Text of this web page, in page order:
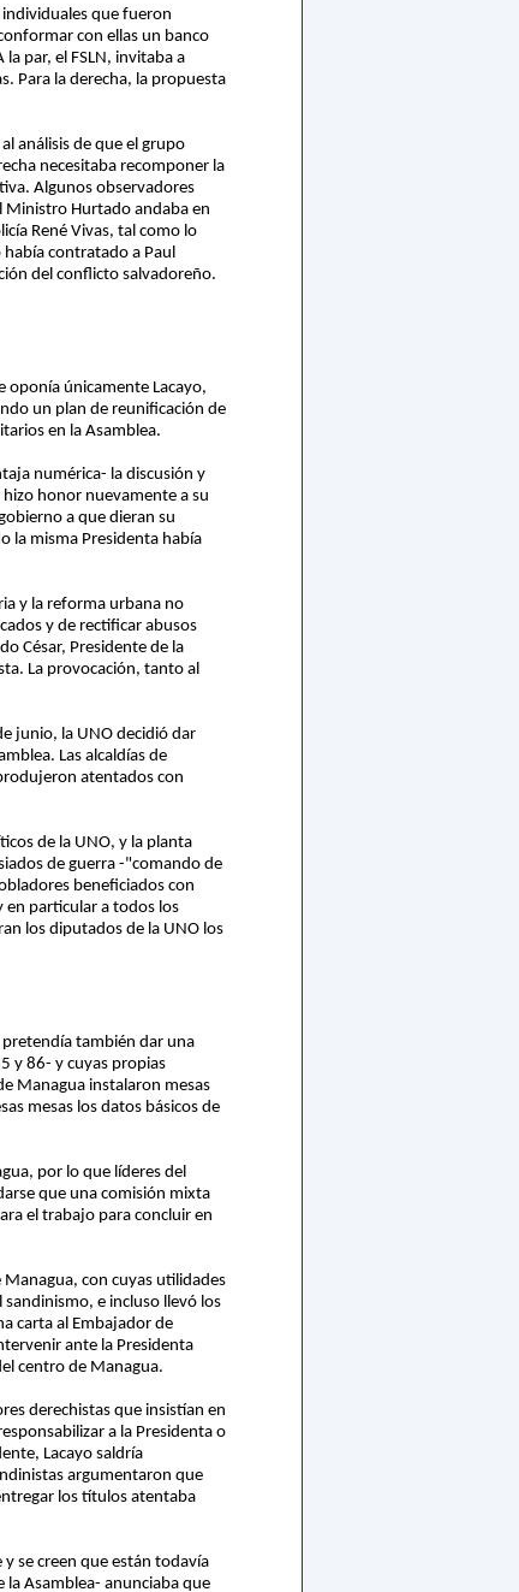
individuales que fueron
con ellas un banco
par, el FSLN, invitaba a
Para la derecha, la propuesta
análisis de que el grupo
necesitaba recomponer la
Algunos observadores
Ministro Hurtado andaba en
René Vivas, tal como lo
había contratado a Paul
del conflicto salvadoreño.
oponía únicamente Lacayo,
un plan de reunificación de
en la Asamblea.
numérica- la discusión y
honor nuevamente a su
a que dieran su
la misma Presidenta había
y la reforma urbana no
y de rectificar abusos
César, Presidente de la
La provocación, tanto al
junio, la UNO decidió dar
Las alcaldías de
atentados con
de la UNO, y la planta
de guerra -"comando de
beneficiados con
en particular a todos los
los diputados de la UNO los
también dar una
y 86- y cuyas propias
Managua instalaron mesas
mesas los datos básicos de
por lo que líderes del
que una comisión mixta
el trabajo para concluir en
con cuyas utilidades
e incluso llevó los
carta al Embajador de
ante la Presidenta
centro de Managua.
derechistas que insistían en
a la Presidenta o
Lacayo saldría
argumentaron que
los títulos atentaba
se creen que están todavía
la Asamblea- anunciaba que